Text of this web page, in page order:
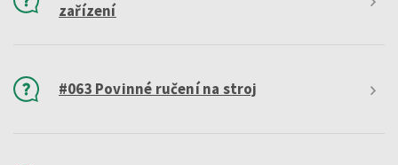
zařízení
#063 Povinné ručení na stroj